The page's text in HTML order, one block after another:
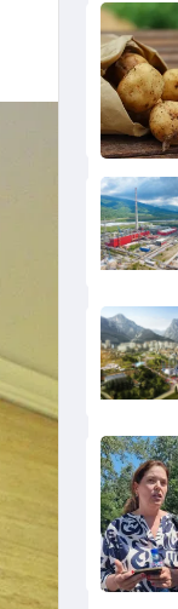
ХРАНА
ИКОНОМИКА
БТА